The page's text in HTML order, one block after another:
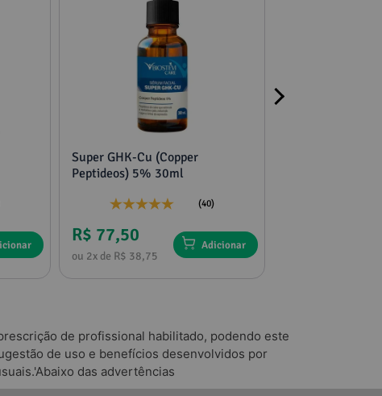
Super GHK-Cu (Copper
Peptideos) 5% 30ml
(40)
R$ 77,50
ou 2x de R$ 38,75
Adicionar
de profissional habilitado, podendo este
de uso e benefícios desenvolvidos por
das advertências